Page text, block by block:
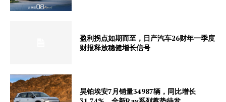
盈利拐点如期而至，日产汽车26财年一季度
财报释放稳健增长信号
昊铂埃安7月销量34987辆，同比增长